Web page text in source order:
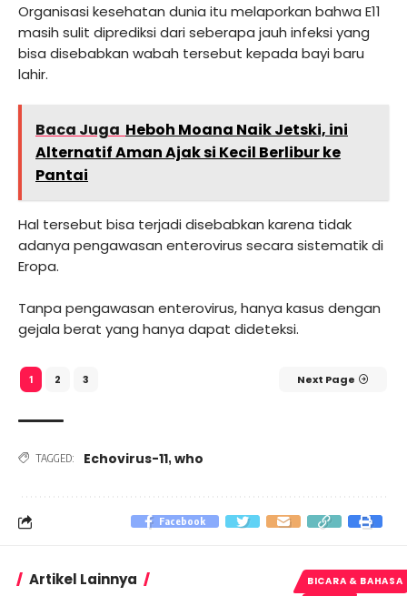
Organisasi kesehatan dunia itu melaporkan bahwa E11
masih sulit diprediksi dari seberapa jauh infeksi yang
bisa disebabkan wabah tersebut kepada bayi baru
lahir.
Baca Juga Heboh Moana Naik Jetski, ini
Alternatif Aman Ajak si Kecil Berlibur ke
Pantai
Hal tersebut bisa terjadi disebabkan karena tidak
adanya pengawasan enterovirus secara sistematik di
Eropa.
Tanpa pengawasan enterovirus, hanya kasus dengan
gejala berat yang hanya dapat dideteksi.
1 2 3 Next Page
TAGGED: Echovirus-11, who
Facebook
Artikel Lainnya
BICARA & BAHASA